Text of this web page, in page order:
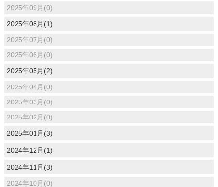
2025年09月(0)
2025年08月(1)
2025年07月(0)
2025年06月(0)
2025年05月(2)
2025年04月(0)
2025年03月(0)
2025年02月(0)
2025年01月(3)
2024年12月(1)
2024年11月(3)
2024年10月(0)